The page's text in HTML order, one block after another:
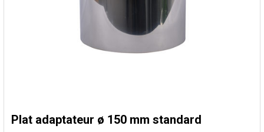
Plat adaptateur ø 150 mm standard